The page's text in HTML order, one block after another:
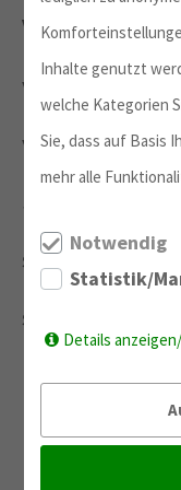
Vor einem Jahr
vor einem Jahr
vor einem Jahr
seit einem Jahr
seit einem Jahr
Ist es das,
Ist es das, was
Inhalte genutzt
welche Kategorien
Sie, dass auf Basis
mehr alle
Notwendig
Statistik/
Details